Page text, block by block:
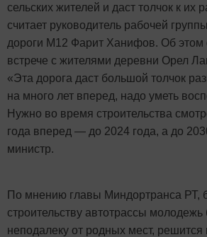
сельских жителей и даст толчок к их
считает руководитель рабочей
дороги М12 Фарит Ханифов. Об этом
встрече с жителями деревни Орел
«Эта дорога даст большой толчок
на много лет вперед, надо уметь
Нужно во время строительства
года вперед — до 2024 года, а до
министр.
По мнению главы Миндортранса РТ,
строительству автотрассы молодежь
неподалеку от родных мест, решится